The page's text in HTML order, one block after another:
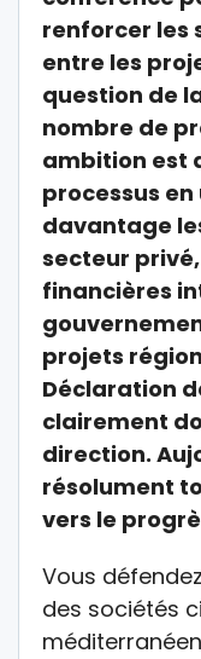
renforcer les
entre les
question de
nombre de
ambition est
processus
davantage
secteur
financières
projets
Déclaration
clairement
direction.
résolument
vers le
Vous
des sociétés